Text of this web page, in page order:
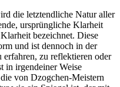
die letztendliche Natur aller
ursprüngliche Klarheit
bezeichnet. Diese
und ist dennoch in der
zu reflektieren oder
in irgendeiner Weise
von Dzogchen-Meistern